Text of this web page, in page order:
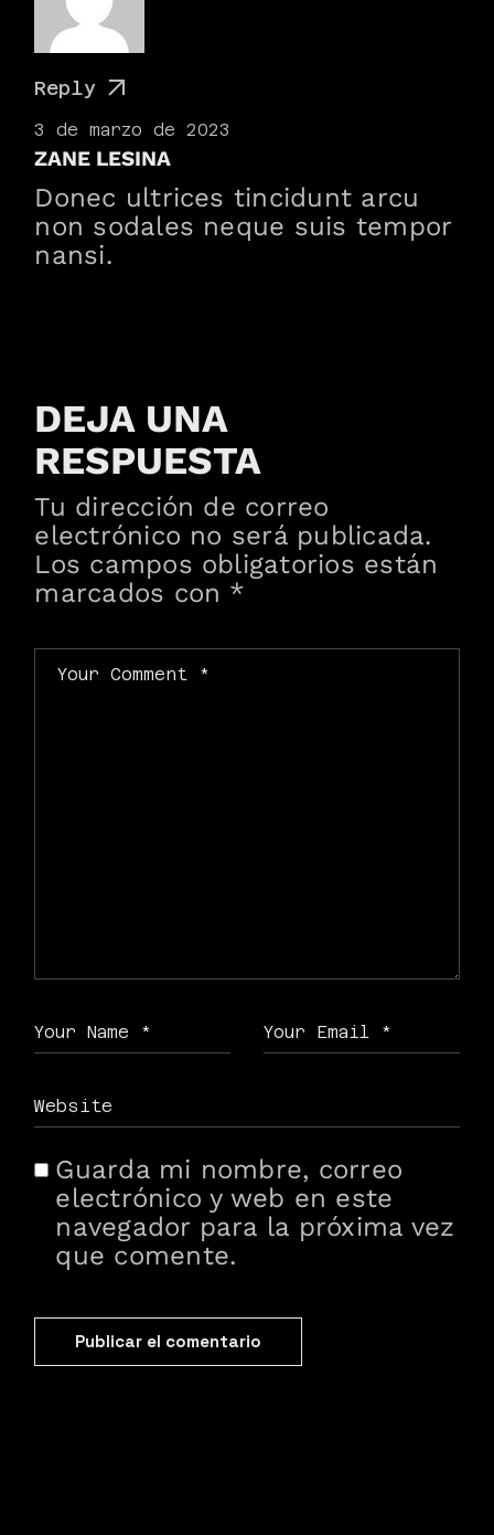
3 de marzo de 2023
ZANE LESINA
Reply
Donec ultrices tincidunt arcu
non sodales neque suis tempor
nansi.
DEJA UNA
RESPUESTA
Tu dirección de correo
electrónico no será publicada.
Los campos obligatorios están
marcados con *
Guarda mi nombre, correo
electrónico y web en este
navegador para la próxima vez
que comente.
Publicar el comentario